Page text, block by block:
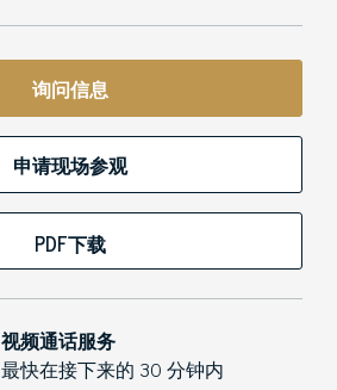
询问信息
申请现场参观
PDF下载
视频通话服务
最快在接下来的 30 分钟内